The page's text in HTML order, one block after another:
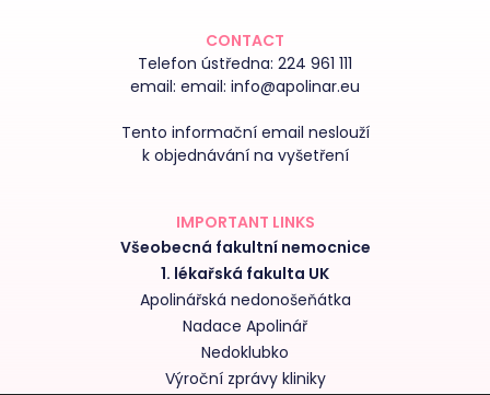
CONTACT
Telefon ústředna: 224 961 111
email: email: info@apolinar.eu
Tento informační email neslouží
k objednávání na vyšetření
IMPORTANT LINKS
Všeobecná fakultní nemocnice
1. lékařská fakulta UK
Apolinářská nedonošeňátka
Nadace Apolinář
Nedoklubko
Výroční zprávy kliniky